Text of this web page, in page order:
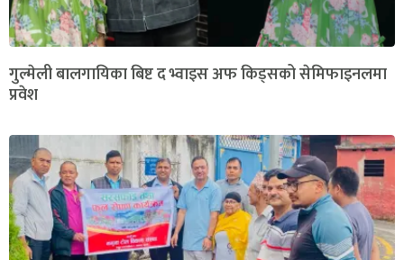
गुल्मेली बालगायिका बिष्ट द भ्वाइस अफ किड्सको सेमिफाइनलमा
प्रवेश